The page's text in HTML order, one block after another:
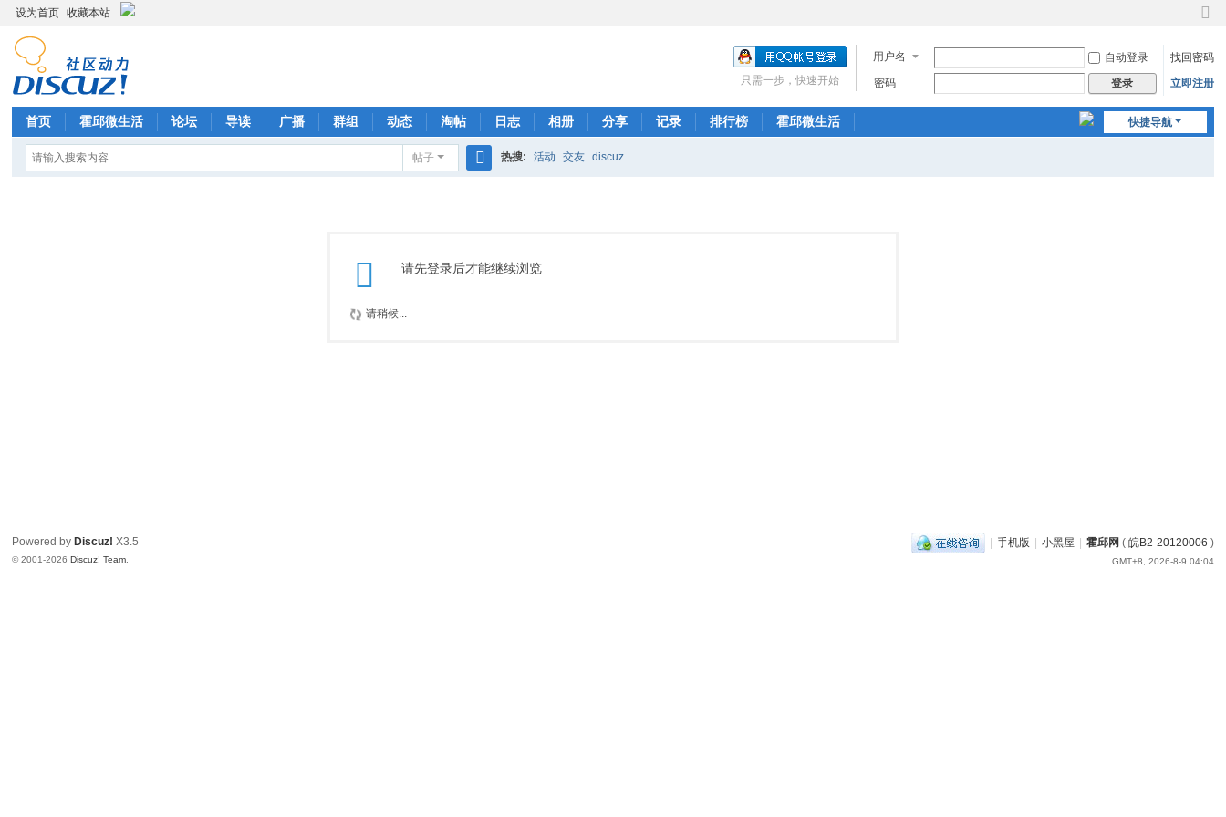
设为首页 收藏本站
切
到
窄
用户名 自动登录
找回密码
密码
登录 立即注册
只需一步，快速开始
快捷导航
首页 霍邱微生活 论坛 导读 广播 群组 动态 淘帖 日志 相册 分享 记录 排行榜 霍邱微生活
帖子 热搜: 活动 交友 discuz
请先登录后才能继续浏览
请稍候...
| 手机版 | 小黑屋 | 霍邱网 ( 皖B2-20120006 )
GMT+8, 2026-8-9 04:04
Powered by Discuz! X3.5
© 2001-2026Discuz! Team